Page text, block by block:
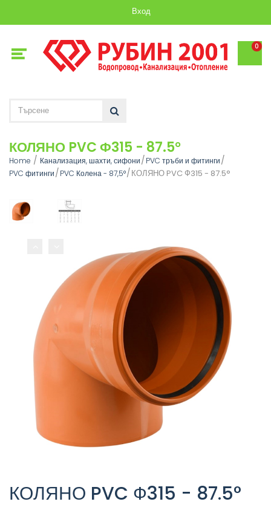
Вход
0
КОЛЯНО PVC Ф315 - 87.5°
Home Канализация, шахти, сифони
PVC тръби и фитинги
PVC фитинги
PVC Колена - 87,5° КОЛЯНО PVC Ф315 - 87.5°
КОЛЯНО PVC Ф315 - 87.5°